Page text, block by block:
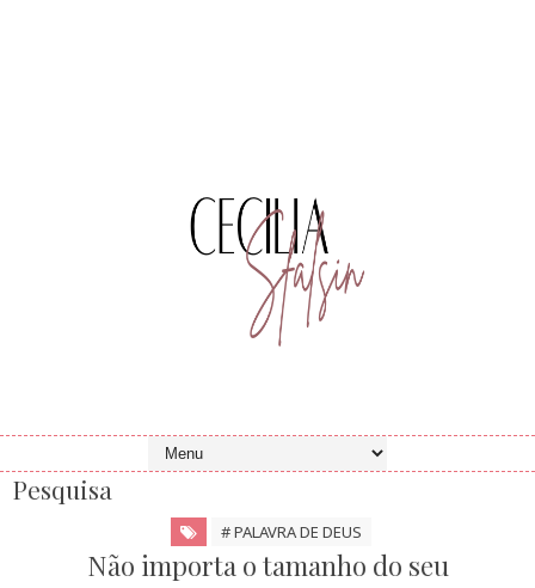
Pesquisa
# PALAVRA DE DEUS
Não importa o tamanho do seu